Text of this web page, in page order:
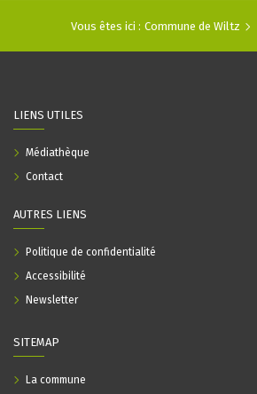
Vous êtes ici : Commune de Wiltz
SITEMAP
La commune
LIENS UTILES
Médiathèque
Contact
AUTRES LIENS
Politique de confidentialité
Accessibilité
Newsletter